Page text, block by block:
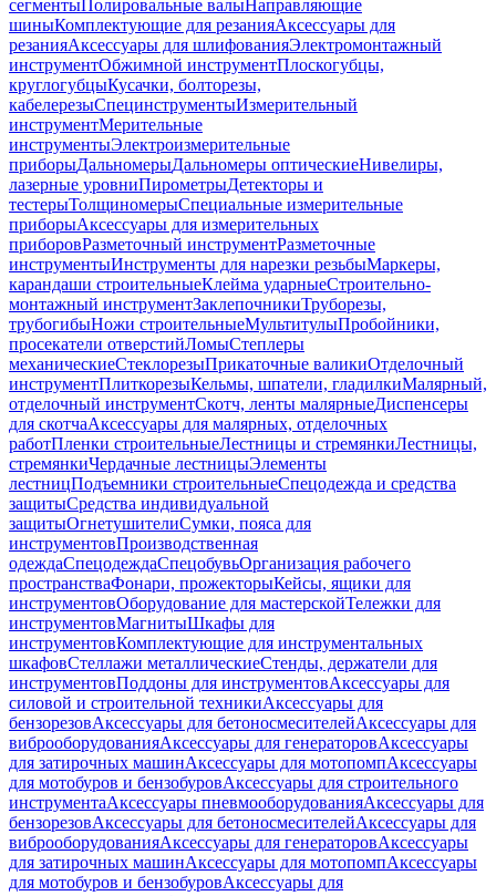
сегментыПолировальные валыНаправляющие
шиныКомплектующие для резанияАксессуары для
резанияАксессуары для шлифованияЭлектромонтажный
инструментОбжимной инструментПлоскогубцы,
круглогубцыКусачки, болторезы,
кабелерезыСпецинструментыИзмерительный
инструментМерительные
инструментыЭлектроизмерительные
приборыДальномерыДальномеры оптическиеНивелиры,
лазерные уровниПирометрыДетекторы и
тестерыТолщиномерыСпециальные измерительные
приборыАксессуары для измерительных
приборовРазметочный инструментРазметочные
инструментыИнструменты для нарезки резьбыМаркеры,
карандаши строительныеКлейма ударныеСтроительно-
монтажный инструментЗаклепочникиТруборезы,
трубогибыНожи строительныеМультитулыПробойники,
просекатели отверстийЛомыСтеплеры
механическиеСтеклорезыПрикаточные валикиОтделочный
инструментПлиткорезыКельмы, шпатели, гладилкиМалярный,
отделочный инструментСкотч, ленты малярныеДиспенсеры
для скотчаАксессуары для малярных, отделочных
работПленки строительныеЛестницы и стремянкиЛестницы,
стремянкиЧердачные лестницыЭлементы
лестницПодъемники строительныеСпецодежда и средства
защитыСредства индивидуальной
защитыОгнетушителиСумки, пояса для
инструментовПроизводственная
одеждаСпецодеждаСпецобувьОрганизация рабочего
пространстваФонари, прожекторыКейсы, ящики для
инструментовОборудование для мастерскойТележки для
инструментовМагнитыШкафы для
инструментовКомплектующие для инструментальных
шкафовСтеллажи металлическиеСтенды, держатели для
инструментовПоддоны для инструментовАксессуары для
силовой и строительной техникиАксессуары для
бензорезовАксессуары для бетоносмесителейАксессуары для
виброоборудованияАксессуары для генераторовАксессуары
для затирочных машинАксессуары для мотопомпАксессуары
для мотобуров и бензобуровАксессуары для строительного
инструментаАксессуары пневмооборудованияАксессуары для
бензорезовАксессуары для бетоносмесителейАксессуары для
виброоборудованияАксессуары для генераторовАксессуары
для затирочных машинАксессуары для мотопомпАксессуары
для мотобуров и бензобуровАксессуары для